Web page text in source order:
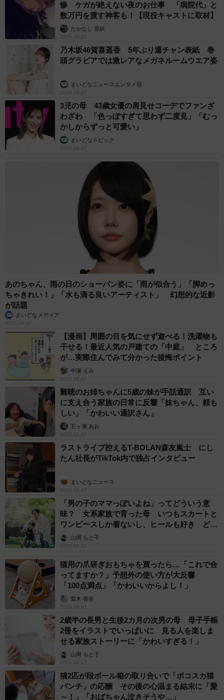
猫白血病ウイルス感染症であることが分かった日から、免疫力を高める
サプリを与えた
ャリアの姉妹猫を看取ったばかり。自宅に猫がいなかった
ため、他県にある猫白血病ウイルス感染症キャリアを受け
入れてくれる施設への引き渡し準備を進める間、たね坊く
んを預かることになった。
「母猫からの抗体移行で陽性の場合は陰性になる可能性も
あるので、抗ウイルス作用や免疫増強作用があるインター
フェロンを連続で5クール（5カ月間）投与しましたが、陰
ユニークなメンチ切りや“やんのかステップ”にた
くさんの笑顔を貰った日々
猫白血病ウイルス感染症は、感染している猫との毛づくろ
いや食器の共有によってうつると言われている。母猫が感
染している場合は胎盤や母乳などを介して感染すること
も。発症すると、リンパ腫などの病気を引き起こすが、中
には発症せずに天寿を全うする子もいる。
「環境の変化やちょっとしたストレスが発症のきっかけに
なることもあります。だから、たね坊を飛行機で他県に移
送する決断がなかなか下せませんでした」
惨 ケガが絶えない夜のお仕事 「病院代」と
数万円を渡す神客も！【現役キャストに取材】
たかなし 亜妖
2026.08.07
乃木坂46賀喜遥香 5年ぶり週チャン表紙 巻
頭グラビアでは激レアなメガネルームウエア姿
まいどなニュースエンタメ部
2026.08.07
3児の母 43歳女優の肩見せコーデでファンざ
わざわ 「色っぽすぎて思わず二度見」「むっ
かしからずっと可愛い」
まいどなトピック
2026.08.07
あのちゃん、雨の日のショーパン姿に「雨が似合う」「脚めっ
ちゃきれい！」「水も滴る良いアーティスト」 幻想的な近影
が話題
まいどなメディア
2026.08.07
【漫画】周囲の目を気にせず遊べる！洗濯物も
干せる！最近人気の戸建ての「中庭」 ところ
が…実際住んでみて分かった後悔ポイント
中瀬 えみ
2026.08.07
難聴のお姉ちゃんに5歳の妹が手話通訳 互い
に支え合う家族の日常に反響「妹ちゃん、頼も
しい」「かわいい通訳さん」
五ヶ瀬 あお
2026.08.07
ラストライブ控えるT-BOLAN森友嵐士 にし
たん社長がTikTok内で独占インタビュー
まいどなニュース
2026.08.07
「男の子のママっぽいよね」ってどういう意
味？ 女系家族で育った母 いつもスカートと
ワンピースしか着ないし、ヒールも好き どの
へんが…
山岡 もと子
2026.08.07
猫用の爪研ぎおもちゃを買ったら…「これで合
ってますか？」予想外の使い方が大反響
「100点満点」「かわいいからよし！」
梨木 香奈
2026.08.07
2歳半の長男と生後2カ月の次男の母 母子手帳
2冊をイラストでいっぱいに 見る人を楽しま
せる家族ストーリーに「かわいすぎる！」
山岡 もと子
2026.08.07
猫2匹が段ボール箱の取り合いで「ポコスカ猫
パンチ」の応酬 その後の心温まる結末に「愛
～！」「おばちゃん泣きそうや…」